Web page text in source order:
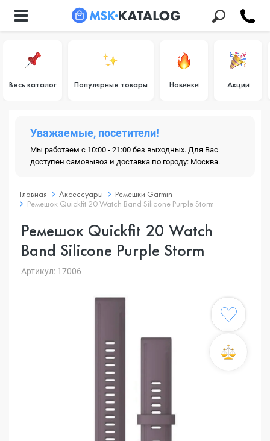
Весь каталог Популярные товары Новинки Акции
Уважаемые, посетители!
Мы работаем с 10:00 - 21:00 без выходных. Для Вас
доступен самовывоз и доставка по городу: Москва.
Главная Аксессуары
Ремешки Garmin
Ремешок Quickfit 20 Watch Band Silicone Purple Storm
Ремешок Quickfit 20 Watch
Band Silicone Purple Storm
Артикул: 17006